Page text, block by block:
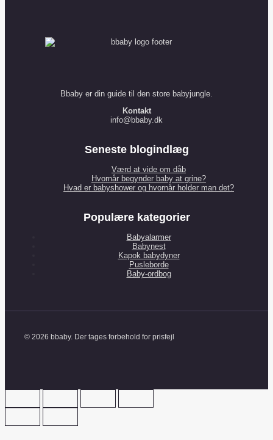
Bbaby er din guide til den store babyjungle.
Kontakt
info@bbaby.dk
Seneste blogindlæg
Værd at vide om dåb
Hvornår begynder baby at grine?
Hvad er babyshower og hvornår holder man det?
Populære kategorier
Babyalarmer
Babynest
Kapok babydyner
Pusleborde
Baby-ordbog
© 2026 bbaby. Der tages forbehold for prisfejl